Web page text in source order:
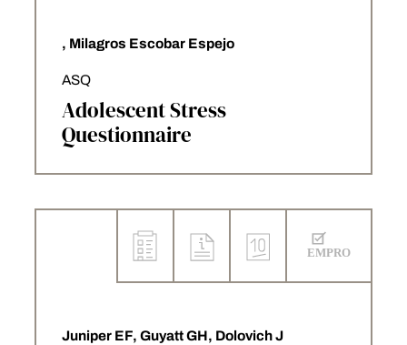
, Milagros Escobar Espejo
ASQ
Adolescent Stress
Questionnaire
Juniper EF, Guyatt GH, Dolovich J